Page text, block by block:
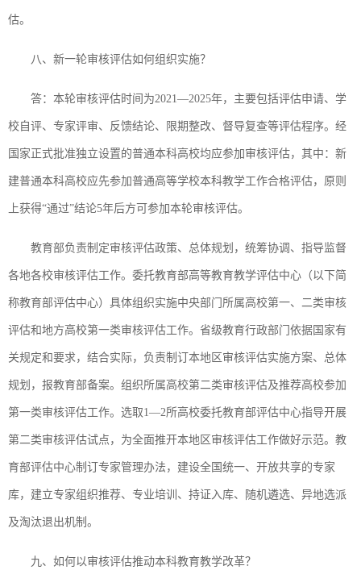
估。
八、新一轮审核评估如何组织实施？
答：本轮审核评估时间为2021—2025年，主要包括评估申请、学
校自评、专家评审、反馈结论、限期整改、督导复查等评估程序。经
国家正式批准独立设置的普通本科高校均应参加审核评估，其中：新
建普通本科高校应先参加普通高等学校本科教学工作合格评估，原则
上获得“通过”结论5年后方可参加本轮审核评估。
教育部负责制定审核评估政策、总体规划，统筹协调、指导监督
各地各校审核评估工作。委托教育部高等教育教学评估中心（以下简
称教育部评估中心）具体组织实施中央部门所属高校第一、二类审核
评估和地方高校第一类审核评估工作。省级教育行政部门依据国家有
关规定和要求，结合实际，负责制订本地区审核评估实施方案、总体
规划，报教育部备案。组织所属高校第二类审核评估及推荐高校参加
第一类审核评估工作。选取1—2所高校委托教育部评估中心指导开展
第二类审核评估试点，为全面推开本地区审核评估工作做好示范。教
育部评估中心制订专家管理办法，建设全国统一、开放共享的专家
库，建立专家组织推荐、专业培训、持证入库、随机遴选、异地选派
及淘汰退出机制。
九、如何以审核评估推动本科教育教学改革？